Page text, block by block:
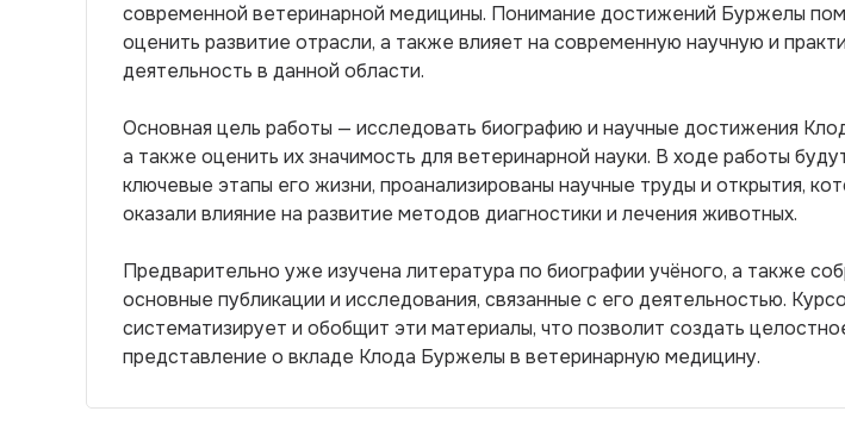
современной ветеринарной медицины. Понимание достижений Буржелы
оценить развитие отрасли, а также влияет на современную научную и
деятельность в данной области.
Основная цель работы — исследовать биографию и научные достижения
а также оценить их значимость для ветеринарной науки. В ходе работы
ключевые этапы его жизни, проанализированы научные труды и открытия,
оказали влияние на развитие методов диагностики и лечения животных.
Предварительно уже изучена литература по биографии учёного, а также
основные публикации и исследования, связанные с его деятельностью.
систематизирует и обобщит эти материалы, что позволит создать
представление о вкладе Клода Буржелы в ветеринарную медицину.